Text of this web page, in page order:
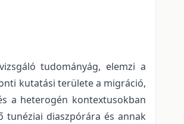
tudományág, elemzi a
kutatási területe a migráció,
a heterogén kontextusokban
diaszpórára és annak